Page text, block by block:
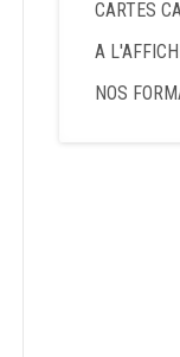
CARTES
A
NOS